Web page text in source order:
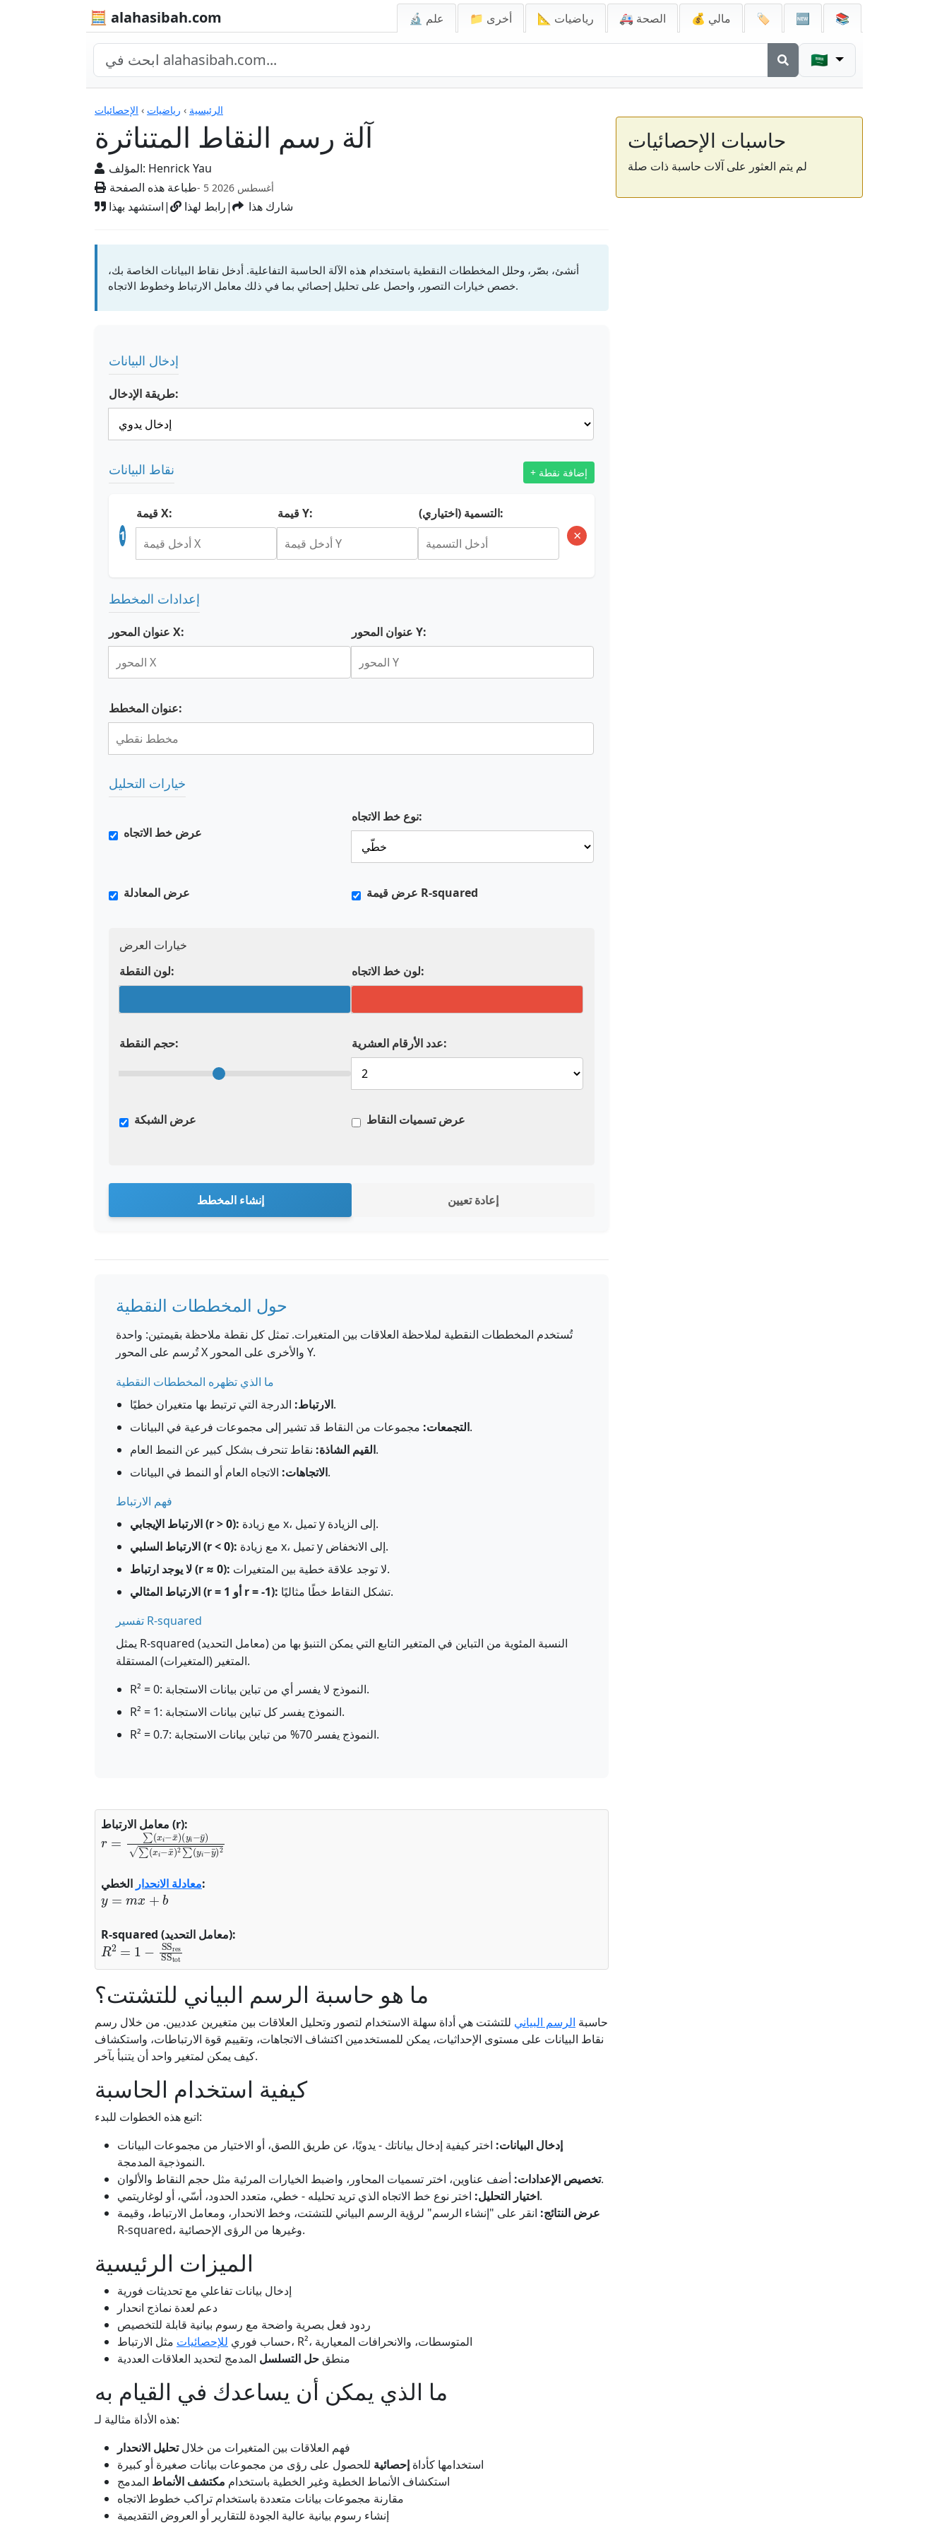
🧮 alahasibah.com 🔬 علم 📁 أخرى 📐 رياضيات 🚑 الصحة 💰 مالي 🏷️ 🆕 📚
🇸🇦
الرئيسية › رياضيات › الإحصائيات
آلة رسم النقاط المتناثرة
المؤلف: Henrick Yau
طباعة هذه الصفحة
- 5 أغسطس 2026
استشهد بهذا| رابط لهذا| شارك هذا
الآلات الحاسبة
أنشئ، بصّر، وحلل المخططات النقطية باستخدام هذه الآلة الحاسبة التفاعلية. أدخل نقاط البيانات الخاصة بك،
خصص خيارات التصور، واحصل على تحليل إحصائي بما في ذلك معامل الارتباط وخطوط الاتجاه.
إدخال البيانات
طريقة الإدخال:
نقاط البيانات + إضافة نقطة
1
قيمة X: قيمة Y: التسمية (اختياري):
×
إعدادات المخطط
عنوان المحور X: عنوان المحور Y:
عنوان المخطط:
خيارات التحليل
عرض خط الاتجاه
نوع خط الاتجاه:
عرض المعادلة عرض قيمة R-squared
خيارات العرض
لون النقطة:
لون خط الاتجاه:
حجم النقطة: عدد الأرقام العشرية:
عرض الشبكة عرض تسميات النقاط
إنشاء المخطط إعادة تعيين
حول المخططات النقطية
تُستخدم المخططات النقطية لملاحظة العلاقات بين المتغيرات. تمثل كل نقطة ملاحظة بقيمتين: واحدة
تُرسم على المحور X والأخرى على المحور Y.
ما الذي تظهره المخططات النقطية
الارتباط:الدرجة التي ترتبط بها متغيران خطيًا.
التجمعات:مجموعات من النقاط قد تشير إلى مجموعات فرعية في البيانات.
القيم الشاذة:نقاط تنحرف بشكل كبير عن النمط العام.
الاتجاهات:الاتجاه العام أو النمط في البيانات.
فهم الارتباط
الارتباط الإيجابي (r > 0):
مع زيادة x، تميل y إلى الزيادة.
الارتباط السلبي (r < 0):
مع زيادة x، تميل y إلى الانخفاض.
لا يوجد ارتباط (r ≈ 0):
لا توجد علاقة خطية بين المتغيرات.
الارتباط المثالي (r = 1 أو r = -1):
تشكل النقاط خطًا مثاليًا.
تفسير R-squared
يمثل R-squared (معامل التحديد) النسبة المئوية من التباين في المتغير التابع التي يمكن التنبؤ بها من
المتغير (المتغيرات) المستقلة.
R² = 0: النموذج لا يفسر أي من تباين بيانات الاستجابة.
R² = 1: النموذج يفسر كل تباين بيانات الاستجابة.
R² = 0.7: النموذج يفسر 70% من تباين بيانات الاستجابة.
معامل الارتباط (r): r=∑(xi−x¯)
(yi−y¯)∑(xi−x¯)2∑
معادلة الانحدارالخطي: y=mx+b
R-squared (معامل التحديد): R2=1−SSresSStot
ما هو حاسبة الرسم البياني للتشتت؟
حاسبة الرسم البياني للتشتت هي أداة سهلة الاستخدام لتصور وتحليل العلاقات بين متغيرين عدديين. من خلال رسم
نقاط البيانات على مستوى الإحداثيات، يمكن للمستخدمين اكتشاف الاتجاهات، وتقييم قوة الارتباطات، واستكشاف
كيف يمكن لمتغير واحد أن يتنبأ بآخر.
كيفية استخدام الحاسبة
اتبع هذه الخطوات للبدء:
إدخال البيانات: اختر كيفية إدخال بياناتك - يدويًا، عن طريق اللصق، أو الاختيار من مجموعات البيانات
النموذجية المدمجة.
تخصيص الإعدادات:أضف عناوين، اختر تسميات المحاور، واضبط الخيارات المرئية مثل حجم النقاط والألوان.
اختيار التحليل:اختر نوع خط الاتجاه الذي تريد تحليله - خطي، متعدد الحدود، أسّي، أو لوغاريتمي.
عرض النتائج: انقر على "إنشاء الرسم" لرؤية الرسم البياني للتشتت، وخط الانحدار، ومعامل الارتباط، وقيمة
R-squared، وغيرها من الرؤى الإحصائية.
الميزات الرئيسية
إدخال بيانات تفاعلي مع تحديثات فورية
دعم لعدة نماذج انحدار
ردود فعل بصرية واضحة مع رسوم بيانية قابلة للتخصيص
حساب فوري للإحصائيات
مثل الارتباط، R²، المتوسطات، والانحرافات المعيارية
منطق حل التسلسل المدمج لتحديد العلاقات العددية
ما الذي يمكن أن يساعدك في القيام به
هذه الأداة مثالية لـ:
فهم العلاقات بين المتغيرات من خلالتحليل الانحدار
استخدامها كأداة إحصائية للحصول على رؤى من مجموعات بيانات صغيرة أو كبيرة
استكشاف الأنماط الخطية وغير الخطية باستخدام مكتشف الأنماط المدمج
مقارنة مجموعات بيانات متعددة باستخدام تراكب خطوط الاتجاه
إنشاء رسوم بيانية عالية الجودة للتقارير أو العروض التقديمية
حاسبات الإحصائيات
لم يتم العثور على آلات حاسبة ذات صلة